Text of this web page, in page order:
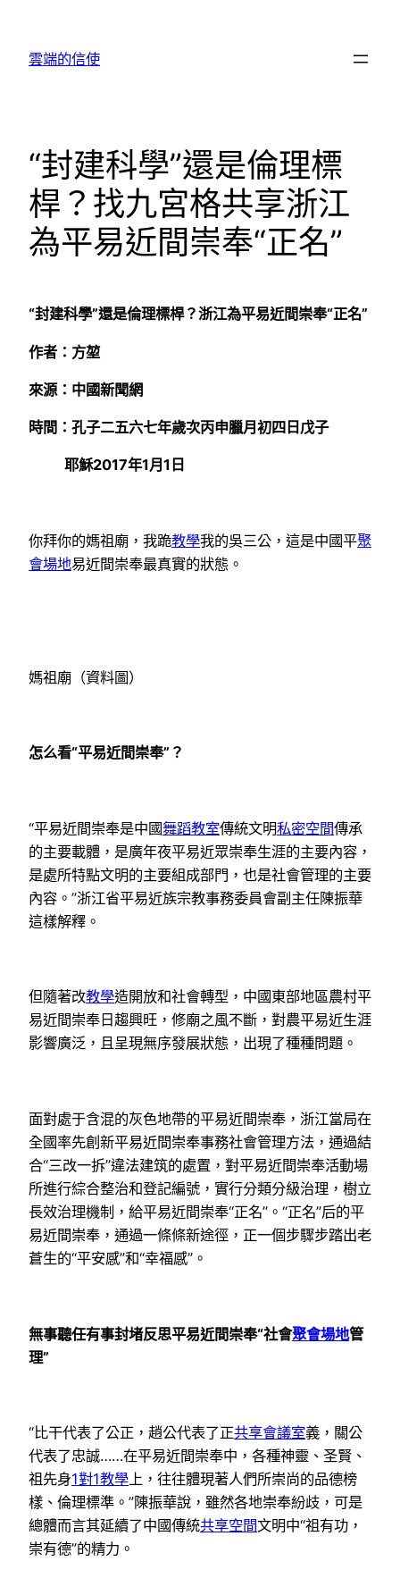
雲端的信使
“封建科學”還是倫理標
桿？找九宮格共享浙江
為平易近間崇奉“正名”
“封建科學”還是倫理標桿？浙江為平易近間崇奉“正名”
作者：方堃
來源：中國新聞網
時間：孔子二五六七年歲次丙申臘月初四日戊子
耶穌2017年1月1日
你拜你的媽祖廟，我跪教學我的吳三公，這是中國平聚
會場地易近間崇奉最真實的狀態。
媽祖廟（資料圖）
怎么看“平易近間崇奉”？
“平易近間崇奉是中國舞蹈教室傳統文明私密空間傳承
的主要載體，是廣年夜平易近眾崇奉生涯的主要內容，
是處所特點文明的主要組成部門，也是社會管理的主要
內容。”浙江省平易近族宗教事務委員會副主任陳振華
這樣解釋。
但隨著改教學造開放和社會轉型，中國東部地區農村平
易近間崇奉日趨興旺，修廟之風不斷，對農平易近生涯
影響廣泛，且呈現無序發展狀態，出現了種種問題。
面對處于含混的灰色地帶的平易近間崇奉，浙江當局在
全國率先創新平易近間崇奉事務社會管理方法，通過結
合“三改一拆”違法建筑的處置，對平易近間崇奉活動場
所進行綜合整治和登記編號，實行分類分級治理，樹立
長效治理機制，給平易近間崇奉“正名”。“正名”后的平
易近間崇奉，通過一條條新途徑，正一個步驟步踏出老
蒼生的“平安感”和“幸福感”。
無事聽任有事封堵反思平易近間崇奉“社會聚會場地管
理”
“比干代表了公正，趙公代表了正共享會議室義，關公
代表了忠誠……在平易近間崇奉中，各種神靈、圣賢、
祖先身1對1教學上，往往體現著人們所崇尚的品德榜
樣、倫理標準。”陳振華說，雖然各地崇奉紛歧，可是
總體而言其延續了中國傳統共享空間文明中“祖有功，
崇有德”的精力。